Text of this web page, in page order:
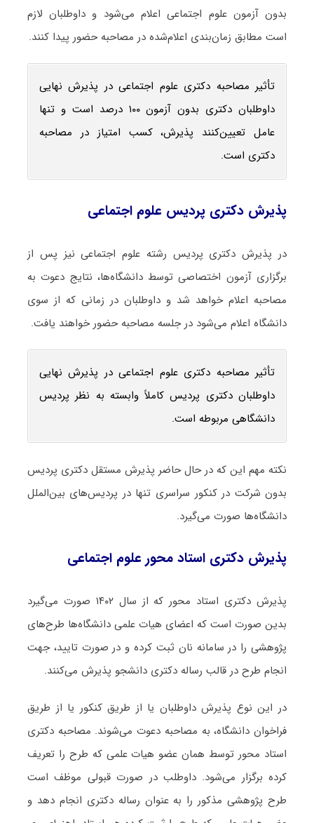
بدون آزمون علوم اجتماعی اعلام می‌شود و داوطلبان لازم
است مطابق زمان‌بندی اعلام‌شده در مصاحبه حضور پیدا کنند.
تأثیر مصاحبه دکتری علوم اجتماعی در پذیرش نهایی
داوطلبان دکتری بدون آزمون ۱۰۰ درصد است و تنها
عامل تعیین‌کنند پذیرش، کسب امتیاز در مصاحبه
دکتری است.
پذیرش دکتری پردیس علوم اجتماعی
در پذیرش دکتری پردیس رشته علوم اجتماعی نیز پس از
برگزاری آزمون اختصاصی توسط دانشگاه‌ها، نتایج دعوت به
مصاحبه اعلام خواهد شد و داوطلبان در زمانی که از سوی
دانشگاه اعلام می‌شود در جلسه مصاحبه حضور خواهند یافت.
تأثیر مصاحبه دکتری علوم اجتماعی در پذیرش نهایی
داوطلبان دکتری پردیس کاملاً وابسته به نظر پردیس
دانشگاهی مربوطه است.
نکته مهم این که در حال حاضر پذیرش مستقل دکتری پردیس
بدون شرکت در کنکور سراسری تنها در پردیس‌های بین‌الملل
دانشگاه‌ها صورت می‌گیرد.
پذیرش دکتری استاد محور علوم اجتماعی
پذیرش دکتری استاد محور که از سال ۱۴۰۲ صورت می‌گیرد
بدین صورت است که اعضای هیات علمی دانشگاه‌ها طرح‌های
پژوهشی را در سامانه نان ثبت کرده و در صورت تایید، جهت
انجام طرح در قالب رساله دکتری دانشجو پذیرش می‌کنند.
در این نوع پذیرش داوطلبان یا از طریق کنکور یا از طریق
فراخوان دانشگاه، به مصاحبه دعوت می‌شوند. مصاحبه دکتری
استاد محور توسط همان عضو هیات علمی که طرح را تعریف
کرده برگزار می‌شود. داوطلب در صورت قبولی موظف است
طرح پژوهشی مذکور را به عنوان رساله دکتری انجام دهد و